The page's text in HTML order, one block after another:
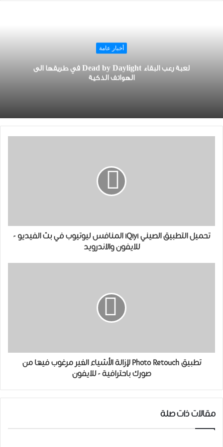
أخبار عامة
لعبة رعب البقاء Dead by Daylight في طريقها الى
الهواتف الذكية
تحميل التطبيق الصيني iQiyi المنافس ليوتيوب في بث الفيديو -
للايفون والاندرويد
تطبيق Photo Retouch لإزالة الأشياء الغير مرغوب فيها من
صورك باحترافية - للايفون
مقالات ذات صلة